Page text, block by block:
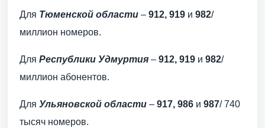
Для Тюменской области – 912, 919 и 982/
миллион номеров.
Для Республики Удмуртия – 912, 919 и 982/
миллион абонентов.
Для Ульяновской области – 917, 986 и 987/ 740
тысяч номеров.